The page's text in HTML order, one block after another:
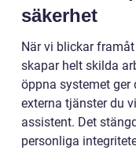
säkerhet
När vi blickar
skapar helt skilda
öppna systemet
externa tjänster du
assistent. Det
personliga